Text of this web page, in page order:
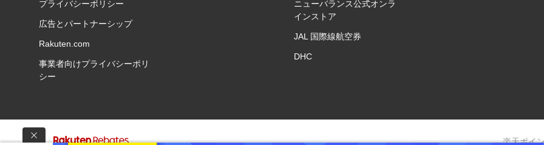
プライバシーポリシー
広告とパートナーシップ
Rakuten.com
事業者向けプライバシーポリ
シー
ニューバランス公式オンラ
インストア
JAL 国際線航空券
DHC
楽天ポイ